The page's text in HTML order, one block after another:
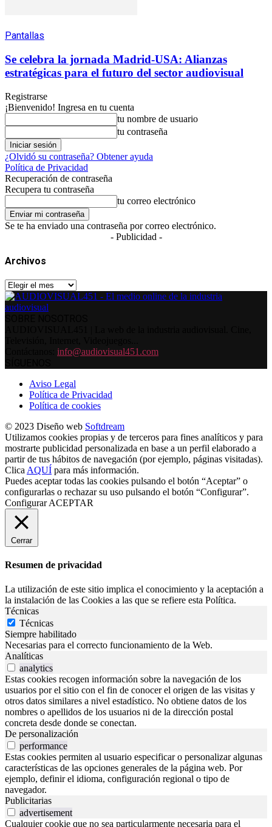
Pantallas
Se celebra la jornada Madrid-USA: Alianzas
estratégicas para el futuro del sector audiovisual
Registrarse
¡Bienvenido! Ingresa en tu cuenta
tu nombre de usuario
tu contraseña
¿Olvidó su contraseña? Obtener ayuda
Política de Privacidad
Recuperación de contraseña
Recupera tu contraseña
tu correo electrónico
Se te ha enviado una contraseña por correo electrónico.
- Publicidad -
Archivos
Archivos
info@audiovisual451.com
Aviso Legal
Política de Privacidad
Política de cookies
© 2023 Diseño web Softdream
Utilizamos cookies propias y de terceros para fines analíticos y para
mostrarte publicidad personalizada en base a un perfil elaborado a
partir de tus hábitos de navegación (por ejemplo, páginas visitadas).
Clica AQUÍ para más información.
Puedes aceptar todas las cookies pulsando el botón “Aceptar” o
configurarlas o rechazar su uso pulsando el botón “Configurar”.
Configurar ACEPTAR
Cerrar
Resumen de privacidad
La utilización de este sitio implica el conocimiento y la aceptación a
la instalación de las Cookies a las que se refiere esta Política.
Técnicas
Técnicas
Siempre habilitado
Necesarias para el correcto funcionamiento de la Web.
Analíticas
analytics
Estas cookies recogen información sobre la navegación de los
usuarios por el sitio con el fin de conocer el origen de las visitas y
otros datos similares a nivel estadístico. No obtiene datos de los
nombres o apellidos de los usuarios ni de la dirección postal
concreta desde donde se conectan.
De personalización
performance
Estas cookies permiten al usuario especificar o personalizar algunas
características de las opciones generales de la página web. Por
ejemplo, definir el idioma, configuración regional o tipo de
navegador.
Publicitarias
advertisement
Cualquier cookie que no sea particularmente necesaria para el